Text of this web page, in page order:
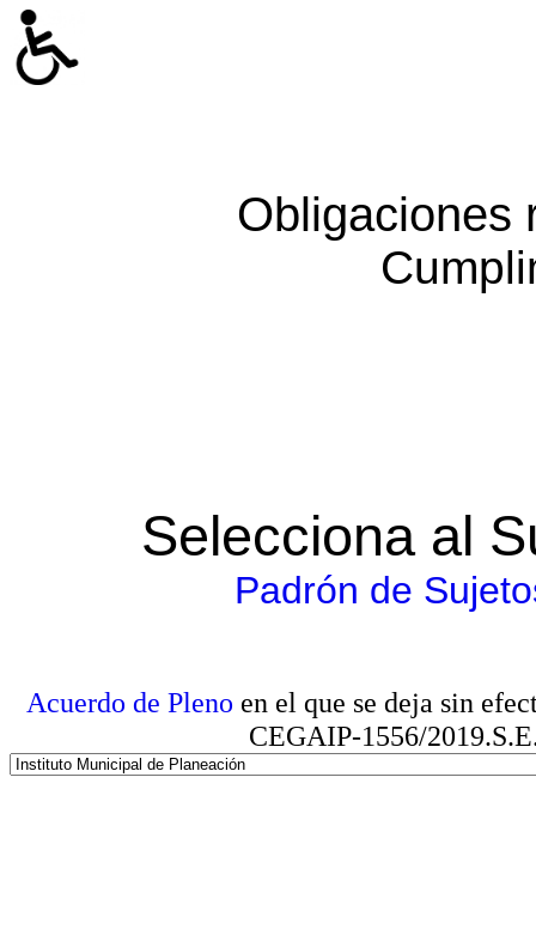
Obligaciones
Selecciona al
Padrón de
Acuerdo de Pleno en el que se deja sin
CEGAIP-1556/